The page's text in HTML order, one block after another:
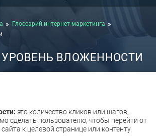
Глоссарий интернет-маркетинга
УРОВЕНЬ ВЛОЖЕННОСТИ
это количество кликов или шагов,
сделать пользователю, чтобы перейти от
к целевой странице или контенту.